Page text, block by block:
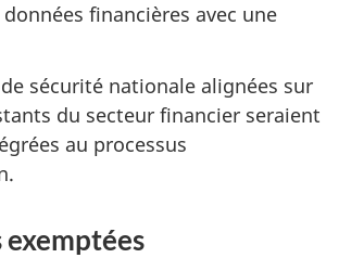
financières avec une
sécurité nationale alignées sur
du secteur financier seraient
au processus